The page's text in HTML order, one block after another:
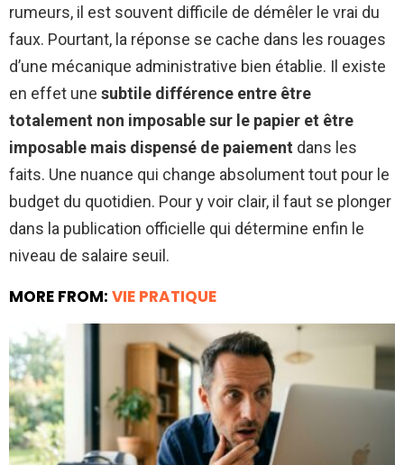
rumeurs, il est souvent difficile de démêler le vrai du
faux. Pourtant, la réponse se cache dans les rouages
d’une mécanique administrative bien établie. Il existe
en effet une subtile différence entre être
totalement non imposable sur le papier et être
imposable mais dispensé de paiement dans les
faits. Une nuance qui change absolument tout pour le
budget du quotidien. Pour y voir clair, il faut se plonger
dans la publication officielle qui détermine enfin le
niveau de salaire seuil.
MORE FROM: VIE PRATIQUE